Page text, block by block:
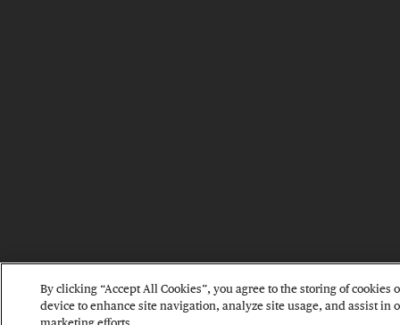
By clicking “Accept All Cookies”, you agree to the storing of cookies
device to enhance site navigation, analyze site usage, and assist in